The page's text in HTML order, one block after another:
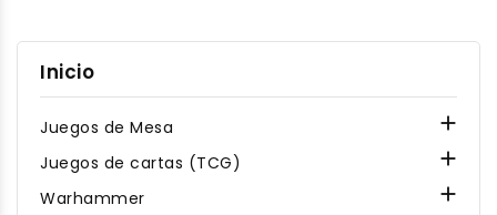
Inicio
Juegos de Mesa 
Juegos de cartas (TCG) 
Warhammer 